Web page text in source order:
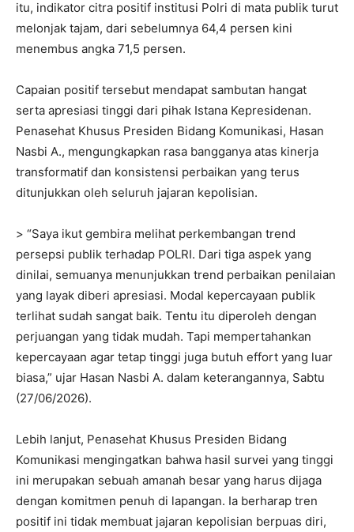
itu, indikator citra positif institusi Polri di mata publik turut
melonjak tajam, dari sebelumnya 64,4 persen kini
menembus angka 71,5 persen.
Capaian positif tersebut mendapat sambutan hangat
serta apresiasi tinggi dari pihak Istana Kepresidenan.
Penasehat Khusus Presiden Bidang Komunikasi, Hasan
Nasbi A., mengungkapkan rasa bangganya atas kinerja
transformatif dan konsistensi perbaikan yang terus
ditunjukkan oleh seluruh jajaran kepolisian.
> “Saya ikut gembira melihat perkembangan trend
persepsi publik terhadap POLRI. Dari tiga aspek yang
dinilai, semuanya menunjukkan trend perbaikan penilaian
yang layak diberi apresiasi. Modal kepercayaan publik
terlihat sudah sangat baik. Tentu itu diperoleh dengan
perjuangan yang tidak mudah. Tapi mempertahankan
kepercayaan agar tetap tinggi juga butuh effort yang luar
biasa,” ujar Hasan Nasbi A. dalam keterangannya, Sabtu
(27/06/2026).
Lebih lanjut, Penasehat Khusus Presiden Bidang
Komunikasi mengingatkan bahwa hasil survei yang tinggi
ini merupakan sebuah amanah besar yang harus dijaga
dengan komitmen penuh di lapangan. Ia berharap tren
positif ini tidak membuat jajaran kepolisian berpuas diri,